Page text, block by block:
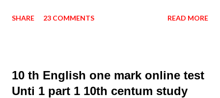
SHARE 23 COMMENTS READ MORE
10 th English one mark online test
Unti 1 part 1 10th centum study